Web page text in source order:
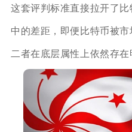
这套评判标准直接拉开了
中的差距，即便比特币被市
二者在底层属性上依然存在